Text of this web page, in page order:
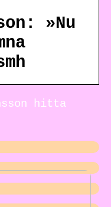
»Nu
hitta